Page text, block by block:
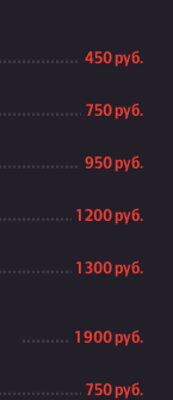
450 руб.
750 руб.
950 руб.
1 200 руб.
1 300 руб.
1 900 руб.
750 руб.